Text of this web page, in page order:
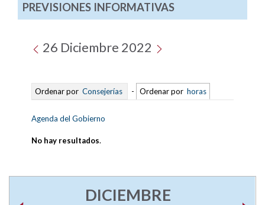
PREVISIONES INFORMATIVAS
26 Diciembre 2022
Ordenar por Consejerías - Ordenar por horas
Agenda del Gobierno
No hay resultados.
DICIEMBRE